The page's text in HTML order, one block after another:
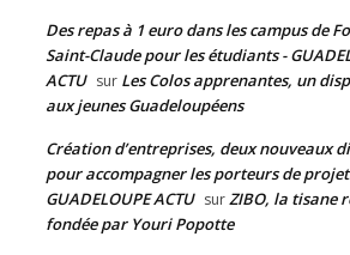
Des repas à 1 euro dans les campus de
Saint-Claude pour les étudiants -
ACTU sur Les Colos apprenantes, un
aux jeunes Guadeloupéens
Création d’entreprises, deux nouveaux
pour accompagner les porteurs de
GUADELOUPE ACTU surZIBO, la tisane
fondée par Youri Popotte